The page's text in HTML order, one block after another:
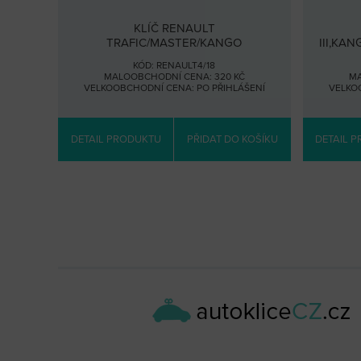
KLÍČ RENAULT
TRAFIC/MASTER/KANGO
KÓD: RENAULT4/18
MALOOBCHODNÍ CENA: 320 KČ
VELKOOBCHODNÍ CENA: PO PŘIHLÁŠENÍ
DETAIL PRODUKTU PŘIDAT DO KOŠÍKU DETAIL